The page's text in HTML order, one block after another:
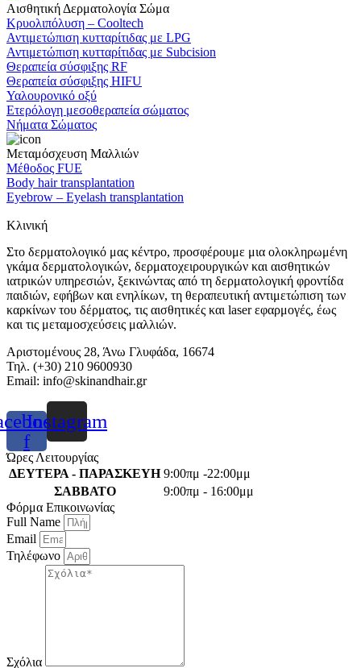
Αισθητική Δερματολογία Σώμα
Κρυολιπόλυση – Cooltech
Αντιμετώπιση κυτταρίτιδας με LPG
Αντιμετώπιση κυτταρίτιδας με Subcision
Θεραπεία σύσφιξης RF
Θεραπεία σύσφιξης HIFU
Υαλουρονικό οξύ
Ετερόλογη μεσοθεραπεία σώματος
Νήματα Σώματος
Μεταμόσχευση Μαλλιών
Μέθοδος FUE
Body hair transplantation
Eyebrow – Eyelash transplantation
Κλινική
Στο δερματολογικό μας κέντρο, προσφέρουμε μια ολοκληρωμένη
γκάμα δερματολογικών, δερματοχειρουργικών και αισθητικών
ιατρικών υπηρεσιών, ξεκινώντας από τη δερματολογική φροντίδα
παιδιών, εφήβων και ενηλίκων, τη θεραπευτική αντιμετώπιση των
καρκίνων του δέρματος, τις αισθητικές και laser εφαρμογές, έως
και τις μεταμοσχεύσεις μαλλιών.
Αριστομένους 28, Άνω Γλυφάδα, 16674
Τηλ. (+30) 210 9600930
Email: info@skinandhair.gr
f
Instagram
Ώρες Λειτουργίας
ΔΕΥΤΕΡΑ - ΠΑΡΑΣΚΕΥΗ 9:00πμ -22:00μμ
ΣΑΒΒΑΤΟ
9:00πμ - 16:00μμ
Φόρμα Επικοινωνίας
Full Name
Email
Τηλέφωνο
Σχόλια